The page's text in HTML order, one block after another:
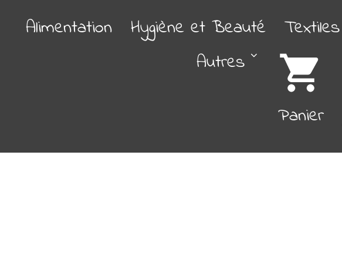
Alimentation Hygiène et Beauté Textiles
Autres
Panier